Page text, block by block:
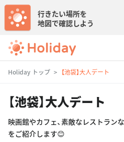
行きたい場所を
地図で確認しよう
Holiday トップ 【池袋】大人デート
【池袋】大人デート
映画館やカフェ、素敵なレストラン
をご紹介します😊